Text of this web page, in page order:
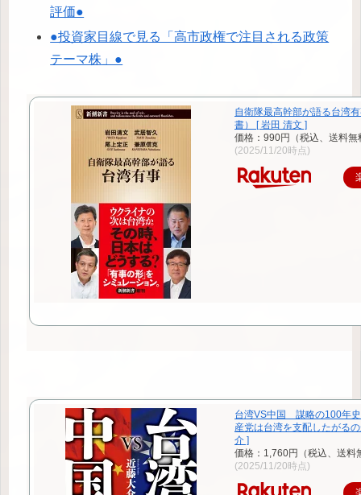
評価●
●投資家目線で見る「高市政権で注目される政策
テーマ株」●
自衛隊最高幹部が語る台湾
書） [ 岩田 清文 ]
価格：990円（税込、送料無
(2025/11/20時点)
台湾VS中国 謀略の100年
産党は台湾を支配したがる
介 ]
価格：1,760円（税込、送料
(2025/11/20時点)